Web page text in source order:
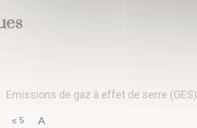
Emissions de gaz à effet de serre (GES)
A
≤ 5